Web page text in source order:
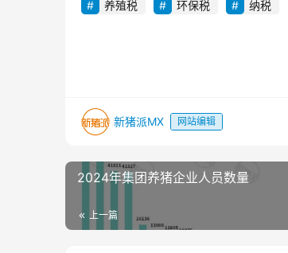
养殖税 环保税 纳税
新猪派MX 网站编辑
2024年集团养猪企业人员数量
上一篇